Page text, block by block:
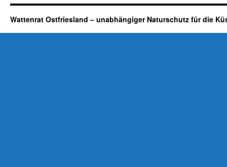
Wattenrat Ostfriesland – unabhängiger Naturschutz für die